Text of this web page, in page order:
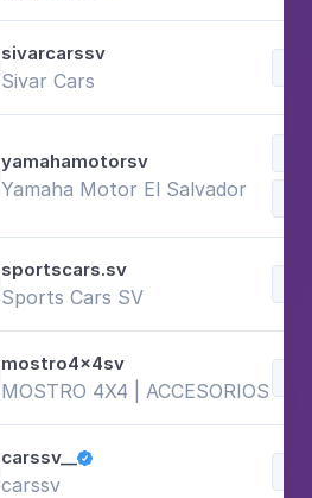
sivarcarssv
Sivar Cars
yamahamotorsv
Yamaha Motor El Salvador
sportscars.sv
Sports Cars SV
mostro4x4sv
MOSTRO 4X4 | ACCESORIOS
carssv__
carssv